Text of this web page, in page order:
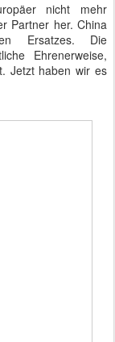
nicht mehr
Partner her. China
Ersatzes. Die
Ehrenerweise,
Jetzt haben wir es